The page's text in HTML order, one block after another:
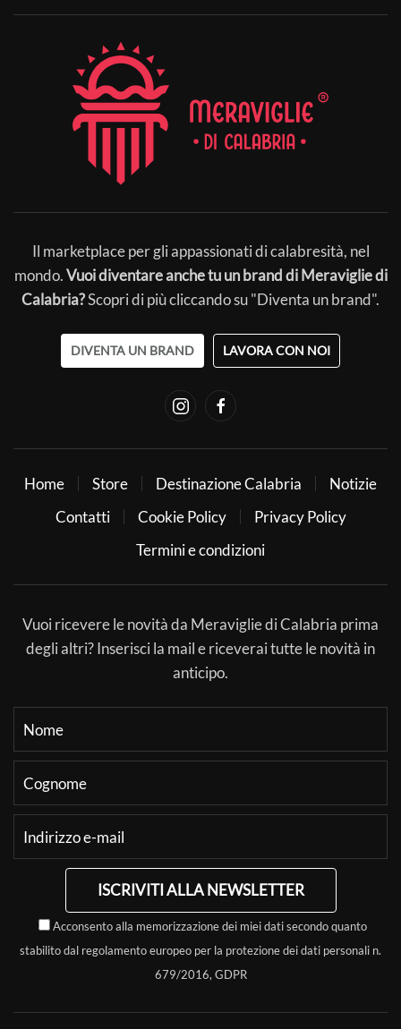
Il marketplace per gli appassionati di calabresità, nel
mondo.Vuoi diventare anche tu un brand di Meraviglie di
Calabria?Scopri di più cliccando su "Diventa un brand".
DIVENTA UN BRAND LAVORA CON NOI
Home Store Destinazione Calabria
Notizie
Contatti
Cookie Policy
Privacy Policy
Termini e condizioni
Vuoi ricevere le novità da Meraviglie di Calabria prima
degli altri? Inserisci la mail e riceverai tutte le novità in
anticipo.
ISCRIVITI ALLA NEWSLETTER
Acconsento alla memorizzazione dei miei dati secondo quanto
stabilito dal regolamento europeo per la protezione dei dati personali n.
679/2016, GDPR